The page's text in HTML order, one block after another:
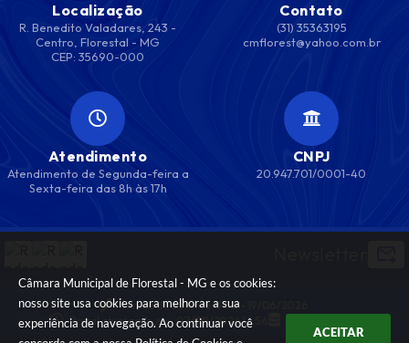
Câmara Municipal de Florestal - MG e os cookies:
nosso site usa cookies para melhorar a sua
experiência de navegação. Ao continuar você
ACEITAR
Localização
R. Benedito Valadares, 243 -
Centro, Florestal - MG
CEP: 35690-000
Contato
(31) 35363195
cmflorest@yahoo.com.br
Atendimento
Atendimento de Segunda-feira a
Sexta-feira das 8h às 17h
CNPJ
20.947.701/0001-40
Versão do Sistema:3.5.3 - 19/06/2026
Portal atualizado em: 07/08/2026 14:56 Dados Abertos